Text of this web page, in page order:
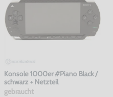
Konsole 1000er #Piano Black /
schwarz + Netzteil
gebraucht